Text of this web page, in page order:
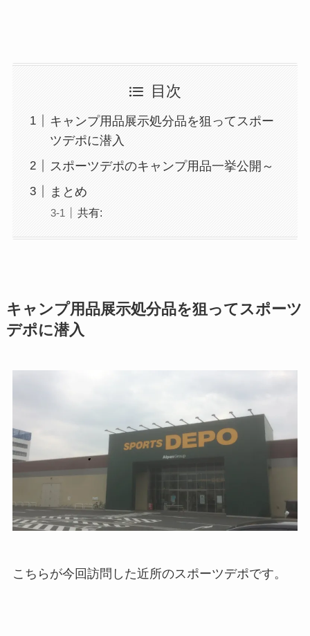
目次
キャンプ用品展示処分品を狙ってスポー
ツデポに潜入
スポーツデポのキャンプ用品一挙公開～
まとめ
共有:
キャンプ用品展示処分品を狙ってスポーツ
デポに潜入
こちらが今回訪問した近所のスポーツデポです。